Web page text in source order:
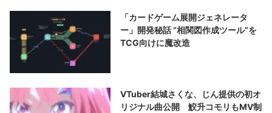
「カードゲーム展開ジェネレータ
ー」開発秘話 “相関図作成ツール”を
TCG向けに魔改造
VTuber結城さくな、じん提供の初オ
リジナル曲公開 鮫升コモリもMV制